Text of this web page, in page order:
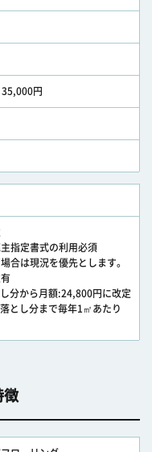
円
指定書式の利用必須
合は現況を優先とします。
分から月額:24,800円に改定
とし分まで毎年1㎡あたり
徴